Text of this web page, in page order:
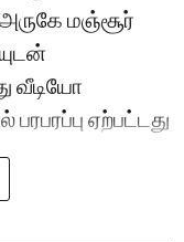
மஞ்சூர்
வீடியோ
ஏற்பட்டது